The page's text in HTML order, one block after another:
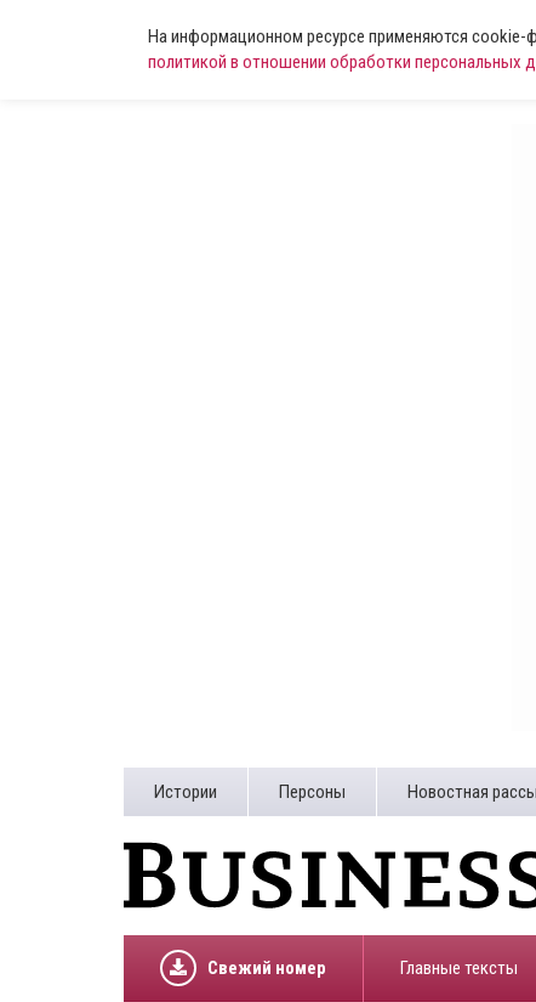
На информационном ресурсе применяются cookie-
политикой в отношении обработки персональных
Истории Персоны Новостная
Свежий номер Главные тексты